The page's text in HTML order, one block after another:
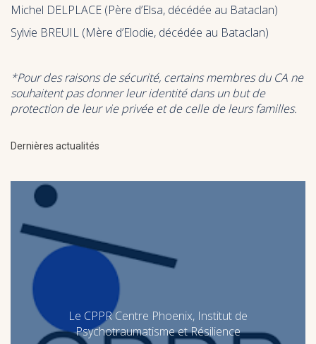
Michel DELPLACE (Père d’Elsa, décédée au Bataclan)
Sylvie BREUIL (Mère d’Elodie, décédée au Bataclan)
*Pour des raisons de sécurité, certains membres du CA ne
souhaitent pas donner leur identité dans un but de
protection de leur vie privée et de celle de leurs familles.
Dernières actualités
Le CPPR Centre Phoenix, Institut de
Psychotraumatisme et Résilience
Le CPPR Centre Phoenix, Institut de
Psychotraumatisme et Résilience